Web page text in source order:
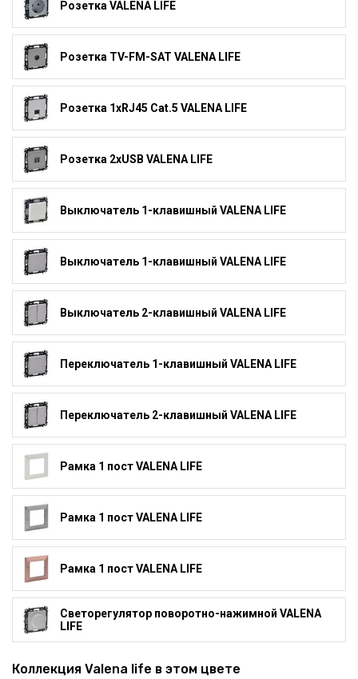
Розетка VALENA LIFE
Розетка TV-FM-SAT VALENA LIFE
Розетка 1xRJ45 Cat.5 VALENA LIFE
Розетка 2xUSB VALENA LIFE
Выключатель 1-клавишный VALENA LIFE
Выключатель 1-клавишный VALENA LIFE
Выключатель 2-клавишный VALENA LIFE
Переключатель 1-клавишный VALENA LIFE
Переключатель 2-клавишный VALENA LIFE
Рамка 1 пост VALENA LIFE
Рамка 1 пост VALENA LIFE
Рамка 1 пост VALENA LIFE
Светорегулятор поворотно-нажимной VALENA
LIFE
Коллекция Valena life в этом цвете